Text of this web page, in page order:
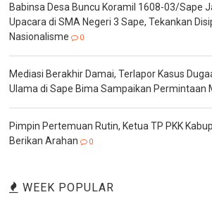
Babinsa Desa Buncu Koramil 1608-03/Sape
Upacara di SMA Negeri 3 Sape, Tekankan
Nasionalisme
0
Mediasi Berakhir Damai, Terlapor Kasus
Ulama di Sape Bima Sampaikan Permintaan
Pimpin Pertemuan Rutin, Ketua TP PKK
Berikan Arahan
0
WEEK POPULAR